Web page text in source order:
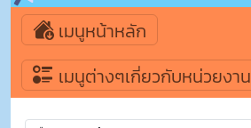
เมนูหน้าหลัก
เมนูต่างๆเกี่ยวกับหน่วยงาน